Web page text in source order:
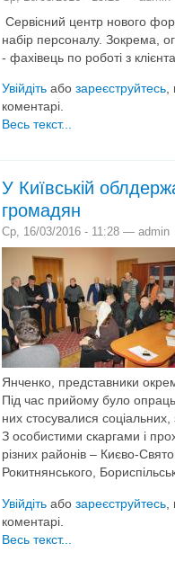
Сервісний центр нового
набір персоналу. Зокрема,
- фахівець по роботі з
Увійдіть або зареєструйтесь
коментарі.
Весь текст...
У Київській
громадян
Ср, 16/03/2016 - 11:28 — admin
Янченко, представники
Під час прийому було
них стосувалися
З особистими скаргами і
різних районів – Києво-
Рокитнянського,
Увійдіть або зареєструйтесь
коментарі.
Весь текст...